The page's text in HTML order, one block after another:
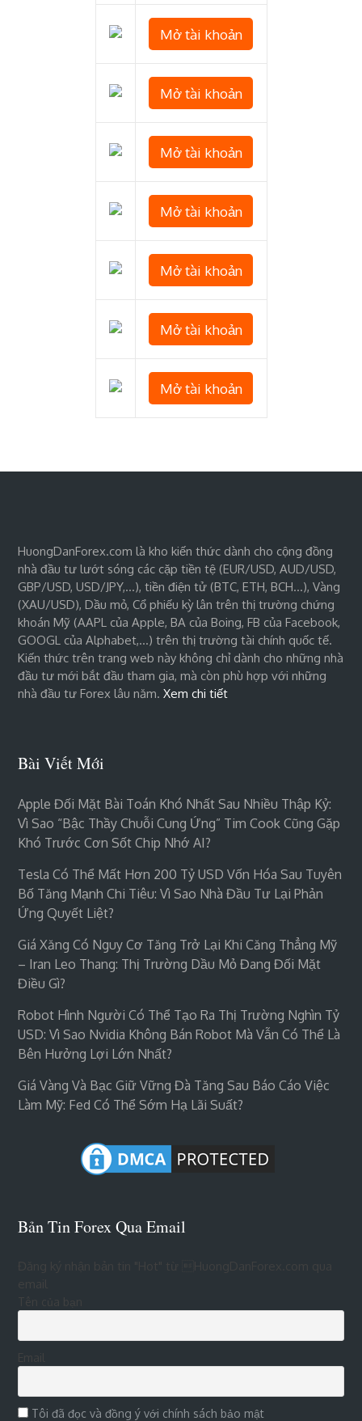
Mở tài khoản
Mở tài khoản
Mở tài khoản
Mở tài khoản
Mở tài khoản
Mở tài khoản
Mở tài khoản
HuongDanForex.com là kho kiến thức dành cho cộng đồng
nhà đầu tư lướt sóng các cặp tiền tệ (EUR/USD, AUD/USD,
GBP/USD, USD/JPY,…), tiền điện tử (BTC, ETH, BCH…), Vàng
(XAU/USD), Dầu mỏ, Cổ phiếu kỳ lân trên thị trường chứng
khoán Mỹ (AAPL của Apple, BA của Boing, FB của Facebook,
GOOGL của Alphabet,…) trên thị trường tài chính quốc tế.
Kiến thức trên trang web này không chỉ dành cho những nhà
đầu tư mới bắt đầu tham gia, mà còn phù hợp với những
nhà đầu tư Forex lâu năm.Xem chi tiết
Bài Viết Mới
Apple Đối Mặt Bài Toán Khó Nhất Sau Nhiều Thập Kỷ:
Vì Sao “bậc Thầy Chuỗi Cung Ứng” Tim Cook Cũng Gặp
Khó Trước Cơn Sốt Chip Nhớ AI?
Tesla Có Thể Mất Hơn 200 Tỷ USD Vốn Hóa Sau Tuyên
Bố Tăng Mạnh Chi Tiêu: Vì Sao Nhà Đầu Tư Lại Phản
Ứng Quyết Liệt?
Giá Xăng Có Nguy Cơ Tăng Trở Lại Khi Căng Thẳng Mỹ
– Iran Leo Thang: Thị Trường Dầu Mỏ Đang Đối Mặt
Điều Gì?
Robot Hình Người Có Thể Tạo Ra Thị Trường Nghìn Tỷ
USD: Vì Sao Nvidia Không Bán Robot Mà Vẫn Có Thể Là
Bên Hưởng Lợi Lớn Nhất?
Giá Vàng Và Bạc Giữ Vững Đà Tăng Sau Báo Cáo Việc
Làm Mỹ: Fed Có Thể Sớm Hạ Lãi Suất?
Bản Tin Forex Qua Email
Đăng ký nhận bản tin "Hot" từ HuongDanForex.com qua
Tên của bạn
Tôi đã đọc và đồng ý với chính sách bảo mật